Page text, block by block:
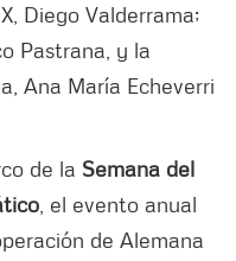
Diego Valderrama;
Pastrana, y la
Ana María Echeverri
de la Semana del
, el evento anual
de Alemana